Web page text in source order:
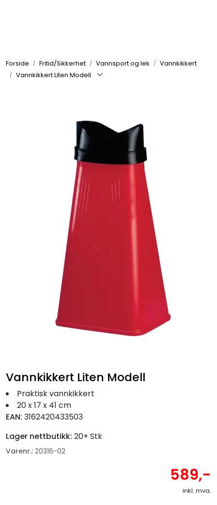
Forside Fritid/Sikkerhet Vannsport og lek
Vannkikkert
Vannkikkert Liten Modell
Vannkikkert Liten Modell
Praktisk vannkikkert
20 x 17 x 41 cm
EAN: 3162420433503
Lager nettbutikk: 20+ Stk
Varenr.: 20316-02
589,-
inkl. mva.
Elektrisk
Motor/Styring
Fritid/Sikkerhet
Båtpleie/Opplag